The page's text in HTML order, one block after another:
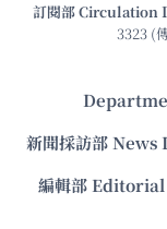
訂閱部 Circulation
3323 (
新聞採訪部
編輯部